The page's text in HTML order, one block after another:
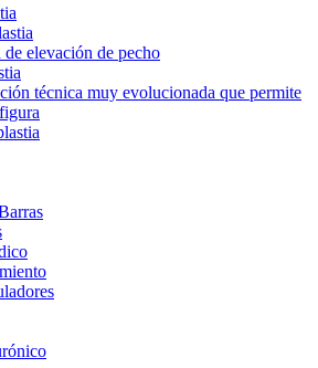
elevación de pecho
técnica muy evolucionada que permite